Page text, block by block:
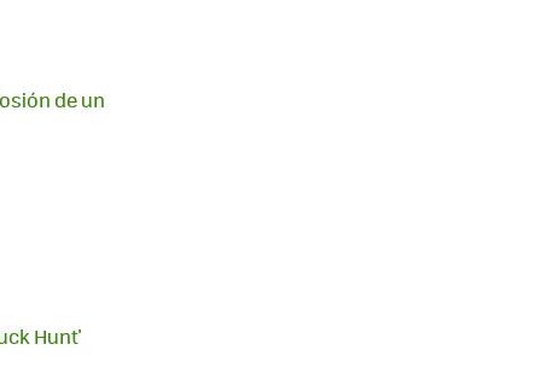
de un
Hunt'